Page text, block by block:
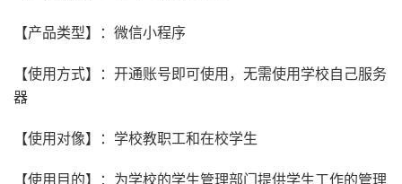
【产品类型】：微信小程序
【使用方式】：开通账号即可使用，无需使用学校自己服务
器
【使用对像】：学校教职工和在校学生
【使用目的】：为学校的学生管理部门提供学生工作的管理